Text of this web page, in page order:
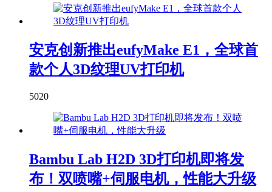
安克创新推出eufyMake E1，全球首
款个人3D纹理UV打印机
5020
Bambu Lab H2D 3D打印机即将发
布！双喷嘴+伺服电机，性能大升级